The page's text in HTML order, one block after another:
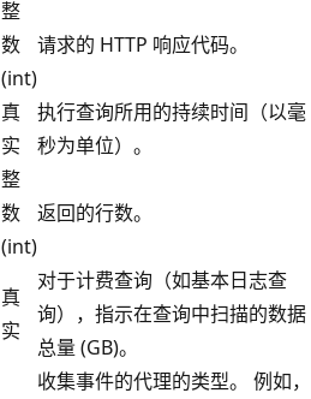
整
数
(int)
请求的 HTTP 响应代码。
真
实
执行查询所用的持续时间（以毫
秒为单位）。
整
数
(int)
返回的行数。
真
实
对于计费查询（如基本日志查
询），指示在查询中扫描的数据
总量 (GB)。
收集事件的代理的类型。 例如，